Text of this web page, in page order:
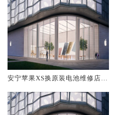
安宁苹果XS换原装电池维修店大